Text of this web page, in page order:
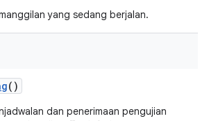
yang sedang berjalan.
()
dan penerimaan pengujian